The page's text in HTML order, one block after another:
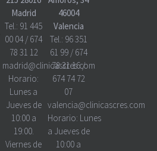
Madrid
Tel.: 91 445
00 04/ 674
78 31 12
madrid@clinicascres.com
Horario:
Lunes a
Jueves de
10:00 a
19:00.
Viernes de
46004
Valencia
Tel.: 96 351
61 99/ 674
78 31 16/
674 74 72
07
valencia@clinicascres.com
Horario: Lunes
a Jueves de
10:00 a